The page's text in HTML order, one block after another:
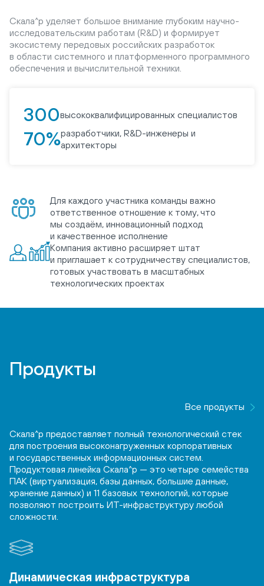
Скала^р уделяет большое внимание глубоким научно-
исследовательским работам (R&D) и формирует
экосистему передовых российских разработок
в области системного и платформенного программного
обеспечения и вычислительной техники.
300высококвалифицированных специалистов
70%разработчики, R&D-инженеры и
архитекторы
Для каждого участника команды важно
ответственное отношение к тому, что
мы создаём, инновационный подход
и качественное исполнение
Компания активно расширяет штат
и приглашает к сотрудничеству специалистов,
готовых участвовать в масштабных
технологических проектах
Продукты
Все продукты
Скала^р предоставляет полный технологический стек
для построения высоконагруженных корпоративных
и государственных информационных систем.
Продуктовая линейка Скала^р — это четыре семейства
ПАК (виртуализация, базы данных, большие данные,
хранение данных) и 11 базовых технологий, которые
позволяют построить ИТ-инфраструктуру любой
сложности.
Динамическая инфраструктура